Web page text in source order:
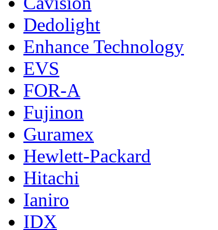
Dedolight
Enhance Technology
EVS
FOR-A
Fujinon
Guramex
Hewlett-Packard
Hitachi
Ianiro
IDX